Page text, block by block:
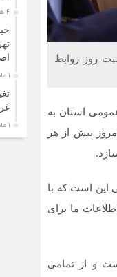
روز روابط
استان به
بیش از هر
این است که با
ما برای
و از تمامی
4 هفته قبل
1 ماه قبل
1 ماه قبل